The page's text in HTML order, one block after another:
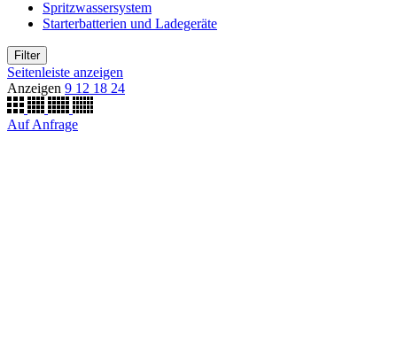
Spritzwassersystem
Starterbatterien und Ladegeräte
Filter
Seitenleiste anzeigen
Anzeigen 9 12 18 24
Auf Anfrage